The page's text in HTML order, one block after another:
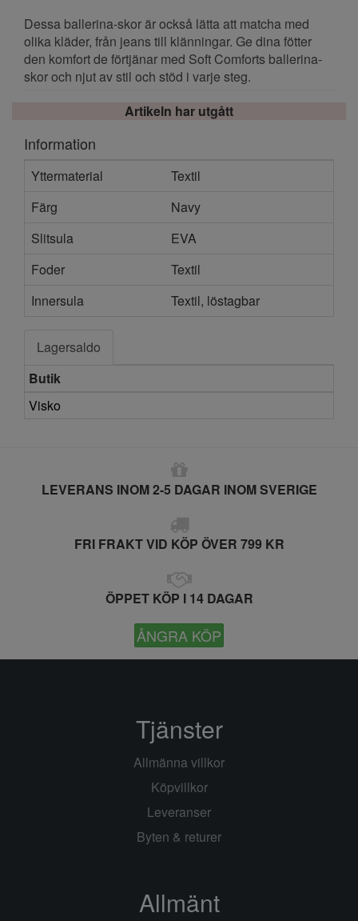
Dessa ballerina-skor är också lätta att matcha med
olika kläder, från jeans till klänningar. Ge dina fötter
den komfort de förtjänar med Soft Comforts ballerina-
skor och njut av stil och stöd i varje steg.
Artikeln har utgått
Information
Yttermaterial
Textil
Färg
Navy
Slitsula
EVA
Foder
Textil
Innersula
Textil, löstagbar
Lagersaldo
Butik
Visko
LEVERANS INOM 2-5 DAGAR INOM SVERIGE
FRI FRAKT VID KÖP ÖVER 799 KR
ÖPPET KÖP I 14 DAGAR
ÅNGRA KÖP
Tjänster
Allmänna villkor
Köpvillkor
Leveranser
Byten & returer
Allmänt